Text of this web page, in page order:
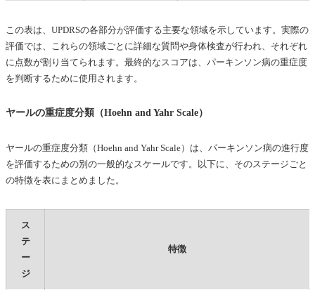
この表は、UPDRSの各部分が評価する主要な領域を示しています。実際の
評価では、これらの領域ごとに詳細な質問や身体検査が行われ、それぞれ
に点数が割り当てられます。最終的なスコアは、パーキンソン病の重症度
を判断するために使用されます。
ヤールの重症度分類（Hoehn and Yahr Scale）
ヤールの重症度分類（Hoehn and Yahr Scale）は、パーキンソン病の進行度
を評価するための別の一般的なスケールです。以下に、そのステージごと
の特徴を表にまとめました。
ス
テ
ー
ジ
特徴